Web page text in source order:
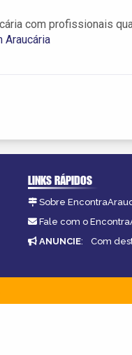
com profissionais
Araucária
LINKS RÁPIDOS
Sobre
Fale com o
ANUNCIE: Com